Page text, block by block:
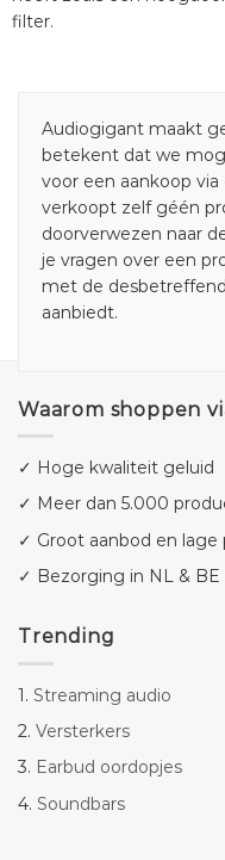
filter.
Audiogigant maakt
betekent dat we
voor een aankoop
verkoopt zelf géén
doorverwezen naar
je vragen over een
met de
aanbiedt.
Waarom shoppen
✓ Hoge kwaliteit geluid
✓ Meer dan 5.000
✓ Groot aanbod en lage
✓ Bezorging in NL & BE
Trending
1. Streaming audio
2. Versterkers
3. Earbud oordopjes
4. Soundbars